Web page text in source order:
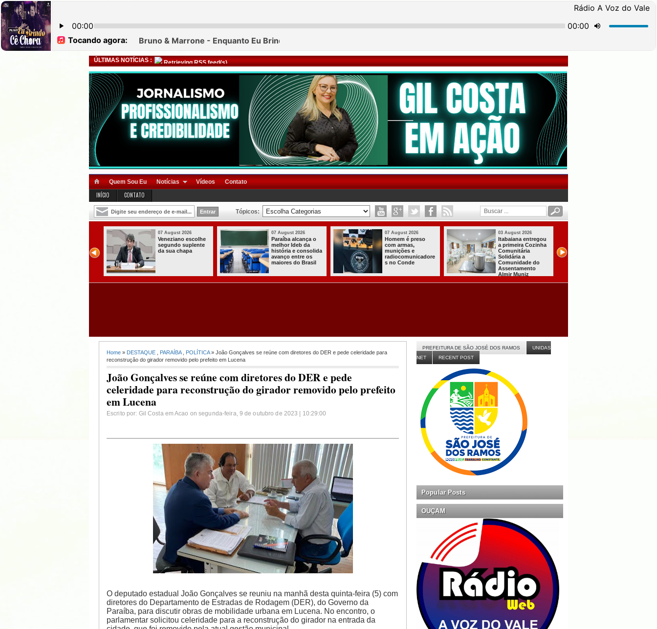
ÚLTIMAS NOTÍCIAS : Retrieving RSS feed(s)
Quem Sou Eu Notícias Vídeos Contato
INÍCIO CONTATO
Tópicos:
07 August 2026
Paraíba alcança o
melhor Ideb da
história e consolida
avanço entre os
maiores do Brasil
07 August 2026
Homem é preso
com armas,
munições e
radiocomunicadore
s no Conde
03 August 2026
Itabaiana entregou
a primeira Cozinha
Comunitária
Solidária a
Comunidade do
Assentamento
Almir Muniz
03 August 2026
Secretaria de
Agricultura de
Itabaiana recebeu
da Sedap-PB cerca
de 30 mil alevinos
para nossas
comunidades rurais
Home » DESTAQUE PARAÍBA, POLÍTICA» João Gonçalves se reúne com diretores do DER e pede celeridade para
reconstrução do girador removido pelo prefeito em Lucena
João Gonçalves se reúne com diretores do DER e pede
celeridade para reconstrução do girador removido pelo prefeito
em Lucena
Escrito por: Gil Costa em Acao on segunda-feira, 9 de outubro de 2023 | 10:29:00
O deputado estadual João Gonçalves se reuniu na manhã desta quinta-feira (5) com
diretores do Departamento de Estradas de Rodagem (DER), do Governo da
Paraíba, para discutir obras de mobilidade urbana em Lucena. No encontro, o
parlamentar solicitou celeridade para a reconstrução do girador na entrada da
PREFEITURA DE SÃO JOSÉ DOS RAMOS
UNIDAS
NET
RECENT POST
Popular Posts
OUÇAM